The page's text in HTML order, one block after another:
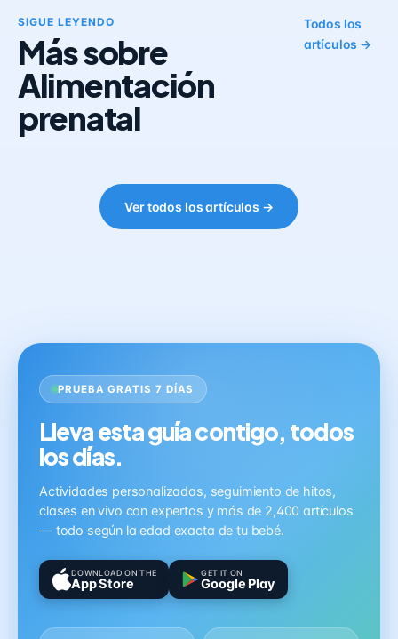
SIGUE LEYENDO
Más sobre
Alimentación
prenatal
Todos los
artículos →
Ver todos los artículos →
PRUEBA GRATIS 7 DÍAS
Lleva esta guía contigo, todos
los días.
Actividades personalizadas, seguimiento de hitos,
clases en vivo con expertos y más de 2,400 artículos
— todo según la edad exacta de tu bebé.
DOWNLOAD ON THE
App Store
GET IT ON
Google Play